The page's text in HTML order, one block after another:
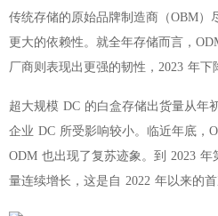
传统存储的原始品牌制造商（OBM）
更大的依赖性。就全年存储而言，
厂商则表现出更强的韧性，2023 年下
超大规模 DC 的白盒存储出货量从年
企业 DC 所受影响较小。临近年底，
ODM 也出现了复苏迹象。到 2023
量连续增长，这是自 2022 年以来的首